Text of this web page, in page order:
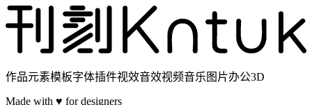
作品元素模板字体插件视效音效视频音乐图片办公3D
Made with ♥ for designers